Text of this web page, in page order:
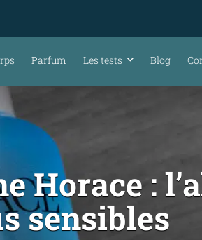
Parfum Les tests Blog
Horace :
sensibles